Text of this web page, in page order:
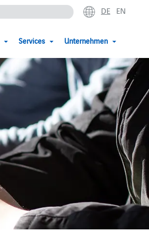
DE EN
Services Unternehmen